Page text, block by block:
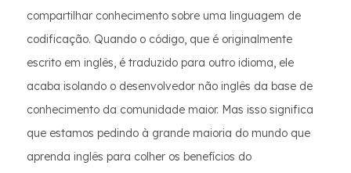
compartilhar conhecimento sobre uma linguagem de
codificação. Quando o código, que é originalmente
escrito em inglês, é traduzido para outro idioma, ele
acaba isolando o desenvolvedor não inglês da base de
conhecimento da comunidade maior. Mas isso significa
que estamos pedindo à grande maioria do mundo que
aprenda inglês para colher os benefícios do